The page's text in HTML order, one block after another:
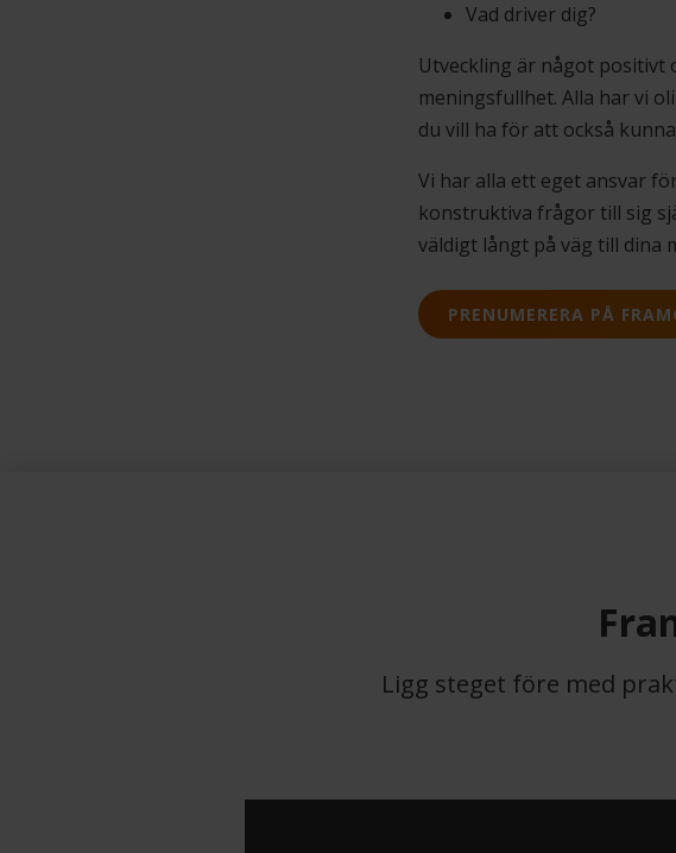
Vad driver dig?
Utveckling är något positivt
meningsfullhet. Alla har vi
du vill ha för att också
Vi har alla ett eget ansvar
konstruktiva frågor till sig
väldigt långt på väg till dina
PRENUMERERA PÅ
Ligg steget före med